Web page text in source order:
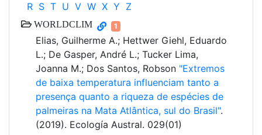
R S T U V W X Y Z
WORLDCLIM 1
Elias, Guilherme A.; Hettwer Giehl, Eduardo
L.; De Gasper, André L.; Tucker Lima,
Joanna M.; Dos Santos, Robson "Extremos
de baixa temperatura influenciam tanto a
presença quanto a riqueza de espécies de
palmeiras na Mata Atlântica, sul do Brasil".
(2019). Ecología Austral. 029(01)